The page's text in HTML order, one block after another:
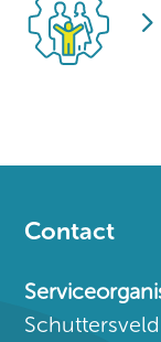
5
Contact